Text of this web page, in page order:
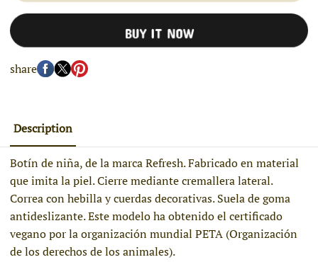
BUY IT NOW
share
Description
Botín de niña, de la marca Refresh. Fabricado en material
que imita la piel. Cierre mediante cremallera lateral.
Correa con hebilla y cuerdas decorativas. Suela de goma
antideslizante. Este modelo ha obtenido el certificado
vegano por la organización mundial PETA (Organización
de los derechos de los animales).